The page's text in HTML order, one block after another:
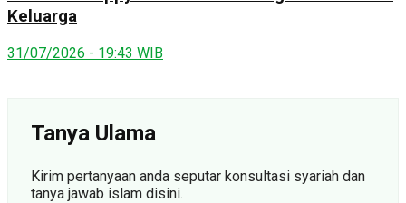
Keluarga
31/07/2026 - 19:43 WIB
Tanya Ulama
Kirim pertanyaan anda seputar konsultasi syariah dan
tanya jawab islam disini.